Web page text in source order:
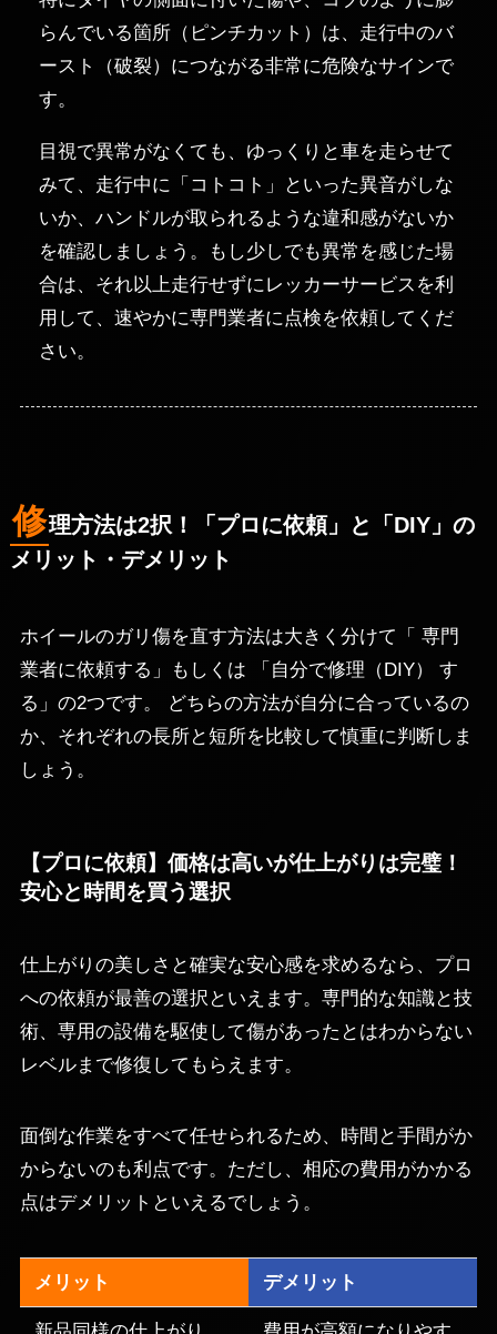
らんでいる箇所（ピンチカット）は、走行中のバ
ースト（破裂）につながる非常に危険なサインで
す。
目視で異常がなくても、ゆっくりと車を走らせて
みて、走行中に「コトコト」といった異音がしな
いか、ハンドルが取られるような違和感がないか
を確認しましょう。もし少しでも異常を感じた場
合は、それ以上走行せずにレッカーサービスを利
用して、速やかに専門業者に点検を依頼してくだ
さい。
修理方法は2択！「プロに依頼」と「DIY」の
メリット・デメリット
ホイールのガリ傷を直す方法は大きく分けて「 専門
業者に依頼する」もしくは 「自分で修理（DIY） す
る」の2つです。 どちらの方法が自分に合っているの
か、それぞれの長所と短所を比較して慎重に判断しま
しょう。
【プロに依頼】価格は高いが仕上がりは完璧！
安心と時間を買う選択
仕上がりの美しさと確実な安心感を求めるなら、プロ
への依頼が最善の選択といえます。専門的な知識と技
術、専用の設備を駆使して傷があったとはわからない
レベルまで修復してもらえます。
面倒な作業をすべて任せられるため、時間と手間がか
からないのも利点です。ただし、相応の費用がかかる
点はデメリットといえるでしょう。
メリット デメリット